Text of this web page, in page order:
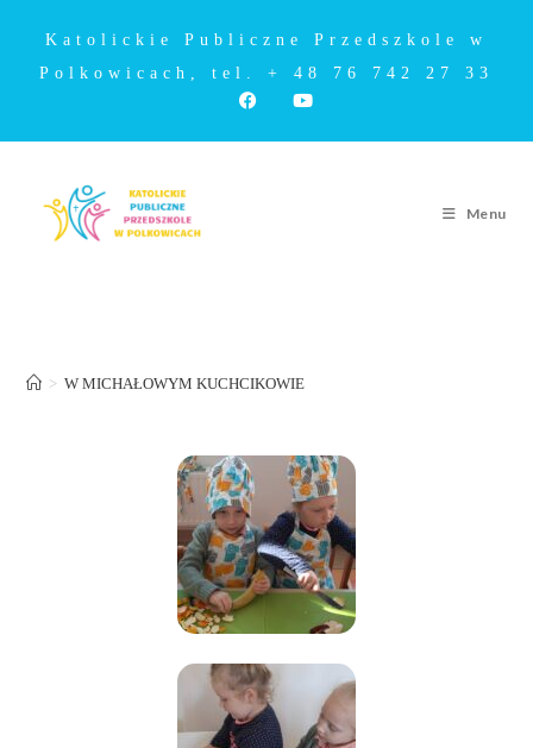
Katolickie Publiczne Przedszkole w
Polkowicach, tel. + 48 76 742 27 33
Menu
> W MICHAŁOWYM KUCHCIKOWIE